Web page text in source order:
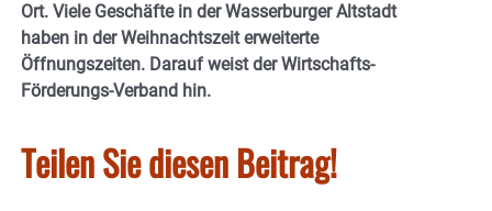
Ort. Viele Geschäfte in der Wasserburger Altstadt
haben in der Weihnachtszeit erweiterte
Öffnungszeiten. Darauf weist derWirtschafts-
Förderungs-Verband hin.
Teilen Sie diesen Beitrag!